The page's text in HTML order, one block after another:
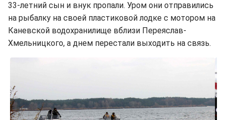
33-летний сын и внук пропали. Уром они отправились
на рыбалку на своей пластиковой лодке с мотором на
Каневской водохранилище вблизи Переяслав-
Хмельницкого, а днем перестали выходить на связь.